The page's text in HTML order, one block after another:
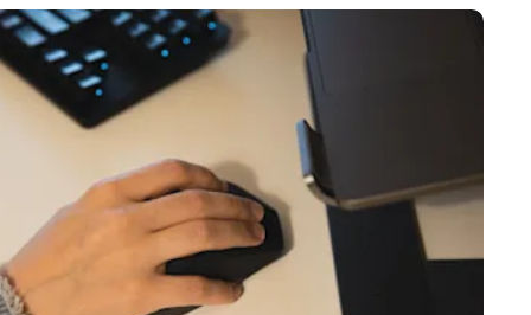
de
sur
Antivirus
Détection et
réponse sur les
terminaux
Accès et contrôle
Wi-Fi Foxpass
Espace de travail
sécurisé Zero Trust
Shield (Anti-
arnaque)
et secteur
& Design
comptabilité
secteurs
Deutsch
Español
Français
Nederlands
Português
简体中文
繁體中文